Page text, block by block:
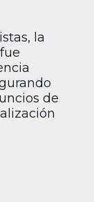
la
de